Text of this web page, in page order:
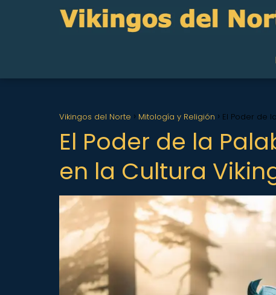
Vikingos del Norte Mitología y Religión El Poder de
El Poder de la
en la Cultura